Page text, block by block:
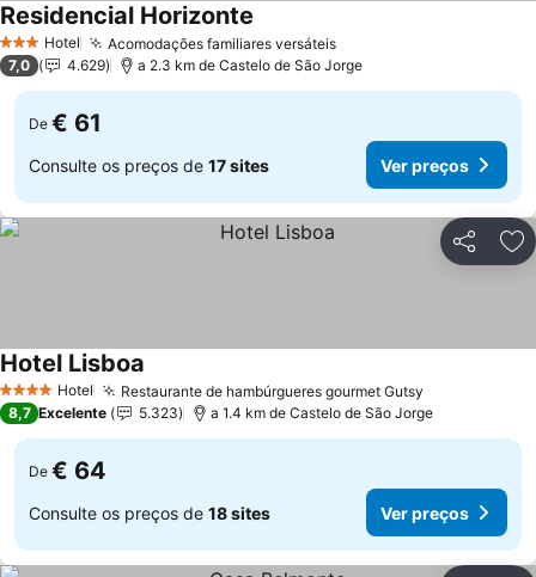
3 EstrelasHotel Acomodações familiares versáteisVer preços
Residencial Horizonte
7,0 4.629 a 2.3 km de Castelo de São Jorge
De € 61
Consulte os preços de 17 sites Ver preços
Partilhar
4 EstrelasHotel Restaurante de hambúrgueres gourmet Gutsy
Hotel Lisboa
8,7 Excelente 5.323 a 1.4 km de Castelo de São Jorge
De € 64
Consulte os preços de 18 sites Ver preços